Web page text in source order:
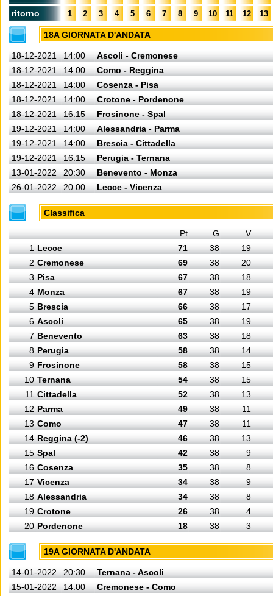
ritorno 1 2 3 4 5 6 7 8 9 10 11 12 13
18A GIORNATA D'ANDATA
18-12-2021 14:00
Ascoli - Cremonese
18-12-2021
14:00
Como - Reggina
18-12-2021
14:00
Cosenza - Pisa
18-12-2021
14:00
Crotone - Pordenone
18-12-2021
16:15
Frosinone - Spal
19-12-2021
14:00
Alessandria - Parma
19-12-2021
14:00
Brescia - Cittadella
19-12-2021
16:15
Perugia - Ternana
13-01-2022
20:30
Benevento - Monza
26-01-2022
20:00 Lecce - Vicenza
Classifica
Pt G
V
1 Lecce 71 38
19
2 Cremonese 69 38
20
3 Pisa 67 38
18
4 Monza 67 38
19
5 Brescia 66 38
17
6 Ascoli 65 38
19
7 Benevento 63 38
18
8 Perugia 58 38
14
9 Frosinone 58 38
15
10 Ternana 54 38
15
11 Cittadella 52 38
13
12 Parma 49 38
11
13 Como 47 38
11
14 Reggina (-2) 46 38
13
15 Spal 42 38
9
16 Cosenza 35 38
8
17 Vicenza 34 38
9
18 Alessandria 34 38
8
19 Crotone 26 38
4
20 Pordenone 18 38 3
19A GIORNATA D'ANDATA
14-01-2022 20:30
Ternana - Ascoli
15-01-2022
14:00
Cremonese - Como